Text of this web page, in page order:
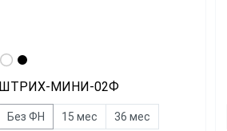
ШТРИХ-МИНИ-02Ф
Без ФН 15 мес 36 мес